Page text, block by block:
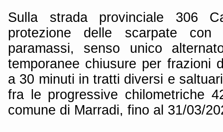
Sulla strada provinciale 306
protezione delle scarpate
paramassi, senso unico
temporanee chiusure per frazioni
a 30 minuti in tratti diversi e
fra le progressive chilometriche
comune di Marradi, fino al 31/03/